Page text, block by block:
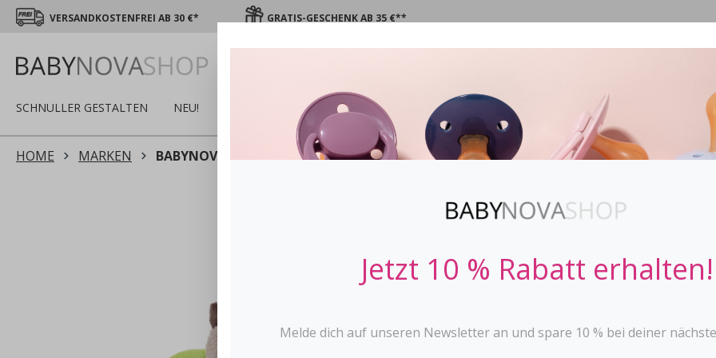
VERSANDKOSTENFREI AB 30 €* GRATIS-GESCHENK AB 35 €**
SCHNULLER GESTALTEN NEU! WINTER SCHNULLER STOPPi BABYFLASCHEN
HOME MARKEN BABYNOVA
Spieluhr Eule
• für Babys ab 3 Monaten
• beruhigende Einschlafhilfe
Spieluhr Eule
Jetzt 10 % Rabatt erhalten!
Melde dich auf unseren Newsletter an und spare 10 % bei deiner